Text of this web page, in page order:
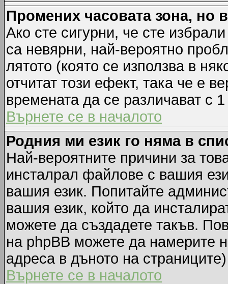
Промених часовата зона, но
Ако сте сигурни, че сте
са невярни, най-вероятно
лятото (която се използва в
отчитат този ефект, така че е
времената да се различават с
Върнете се в началото
Родния ми език го няма в
Най-вероятните причини за
инсталрал файлове с вашия
вашия език. Попитайте
вашия език, който да
можете да създадете такъв.
на phpBB можете да намерите
адреса в дъното на страниците)
Върнете се в началото